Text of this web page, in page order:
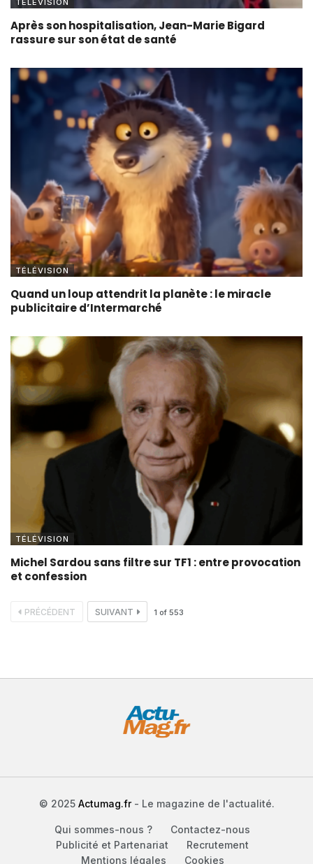
TÉLÉVISION
Après son hospitalisation, Jean-Marie Bigard
rassure sur son état de santé
TÉLÉVISION
Quand un loup attendrit la planète : le miracle
publicitaire d’Intermarché
TÉLÉVISION
Michel Sardou sans filtre sur TF1 : entre provocation
et confession
PRÉCÉDENT SUIVANT 1 of 553
© 2025 Actumag.fr- Le magazine de l'actualité.
Qui sommes-nous ?
Contactez-nous
Publicité et Partenariat
Recrutement
Mentions légales
Cookies